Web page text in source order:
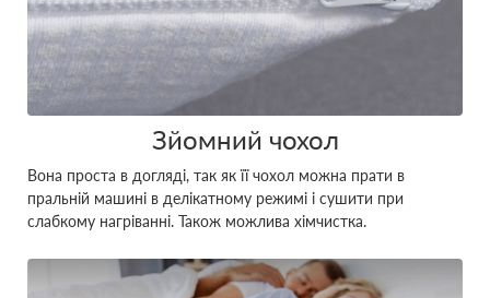
Зйомний чохол
Вона проста в догляді, так як її чохол можна прати в
пральній машині в делікатному режимі і сушити при
слабкому нагріванні. Також можлива хімчистка.